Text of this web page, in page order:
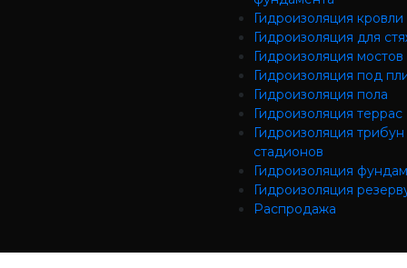
Гидроизоляция кровли
Гидроизоляция для
Гидроизоляция мостов
Гидроизоляция под
Гидроизоляция пола
Гидроизоляция террас
Гидроизоляция трибун
стадионов
Гидроизоляция
Гидроизоляция
Распродажа